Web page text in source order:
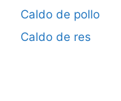
Caldo de pollo
Caldo de res